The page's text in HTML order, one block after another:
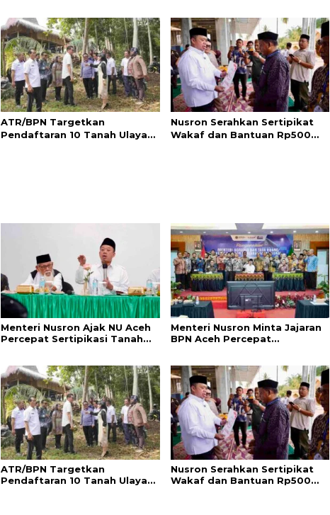
Aset Umat
Pertanahan Berbasis
Kepuasan Masyarakat
ATR/BPN Targetkan
Pendaftaran 10 Tanah Ulayat
Nusron Serahkan Sertipikat
Wakaf dan Bantuan Rp500
Menteri Nusron Ajak NU Aceh
Percepat Sertipikasi Tanah
Menteri Nusron Minta Jajaran
BPN Aceh Percepat
Kepuasan Masyarakat
ATR/BPN Targetkan
Pendaftaran 10 Tanah Ulayat
Nusron Serahkan Sertipikat
Wakaf dan Bantuan Rp500